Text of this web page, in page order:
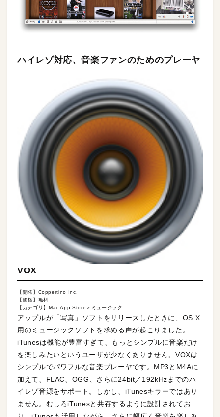
ハイレゾ対応、音楽ファンのためのプレーヤ
VOX
【開発】Coppertino Inc.
【価格】無料
【カテゴリ】 Mac App Store＞ミュージック
アップルが「写真」ソフトをリリースしたときに、OS X
用のミュージックソフトを求める声が起こりました。
iTunesは機能が豊富すぎて、もっとシンプルに音楽だけ
を楽しみたいというユーザが少なくありません。VOXは
シンプルでパワフルな音楽プレーヤです。MP3とM4Aに
加えて、FLAC、OGG、さらに24bit／192kHzまでのハ
イレゾ音源をサポート。しかし、iTunesキラーではあり
ません。むしろiTunesと共存するように設計されてお